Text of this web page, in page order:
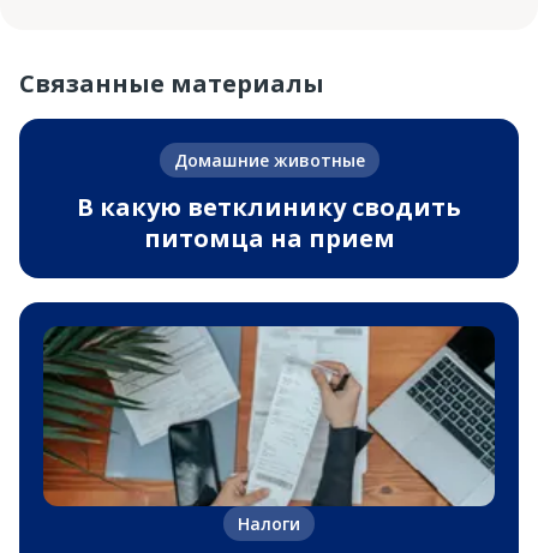
Связанные материалы
Домашние животные
В какую ветклинику сводить
питомца на прием
Налоги